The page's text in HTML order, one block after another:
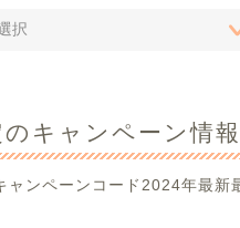
キャンペーン情報
ャンペーンコード2024年最新